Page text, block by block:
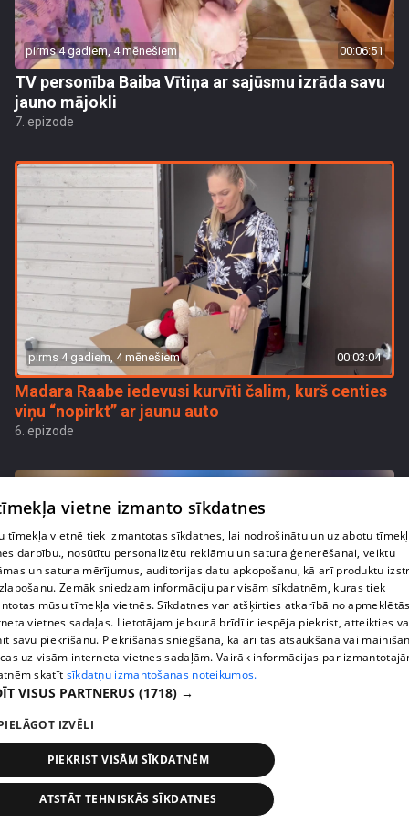
pirms 4 gadiem, 4 mēnešiem 00:06:51
TV personība Baiba Vītiņa ar sajūsmu izrāda savu
jauno mājokli
7. epizode
pirms 4 gadiem, 4 mēnešiem 00:03:04
Madara Raabe iedevusi kurvīti čalim, kurš centies
viņu “nopirkt” ar jaunu auto
6. epizode
pirms 4 gadiem, 4 mēnešiem 00:08:24
Šarmantā Baiba Vītiņa attiecību gadadienā
ietērpjas kāzu kleitā
vietne izmanto sīkdatnes
tīmekļa vietnē tiek izmantotas sīkdatnes, lai nodrošinātu un uzlabotu
darbību., nosūtītu personalizētu reklāmu un satura ģenerēšanai, veiktu
un satura mērījumus, auditorijas datu apkopošanu, kā arī produktu
Zemāk sniedzam informāciju par visām sīkdatnēm, kuras tiek
mūsu tīmekļa vietnēs. Sīkdatnes var atšķirties atkarībā no
vietnes sadaļas. Lietotājam jebkurā brīdī ir iespēja piekrist, atteikties
savu piekrišanu. Piekrišanas sniegšana, kā arī tās atsaukšana vai
uz visām interneta vietnes sadaļām. Vairāk informācijas par
skatīt sīkdatņu izmantošanas noteikumos.
VISUS PARTNERUS (1718) →
IZVĒLI
PIEKRIST VISĀM SĪKDATNĒM
ATSTĀT TEHNISKĀS SĪKDATNES